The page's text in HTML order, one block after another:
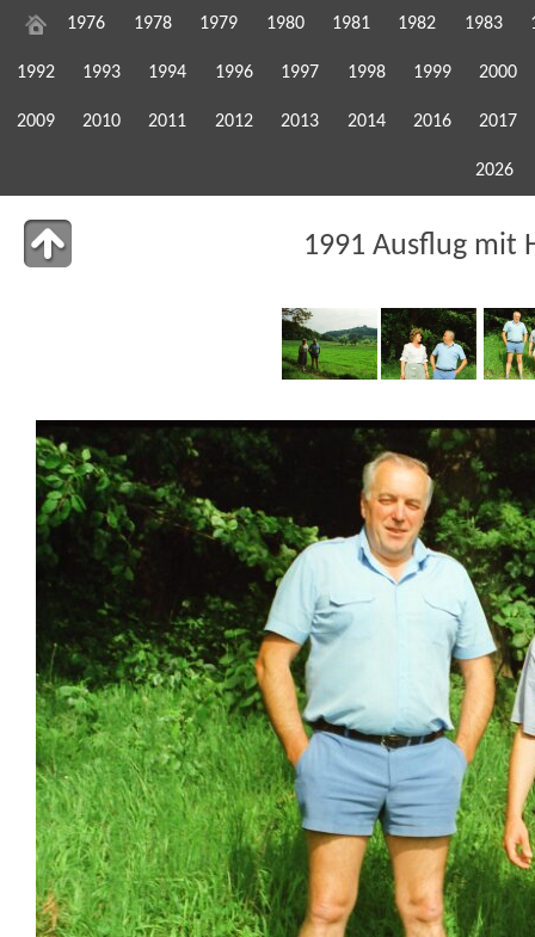
1976 1978 1979 1980 1981 1982 1983
1992 1993 1994 1996 1997 1998 1999 2000
2009 2010 2011 2012 2013 2014 2016 2017
2026
1991 Ausflug mit